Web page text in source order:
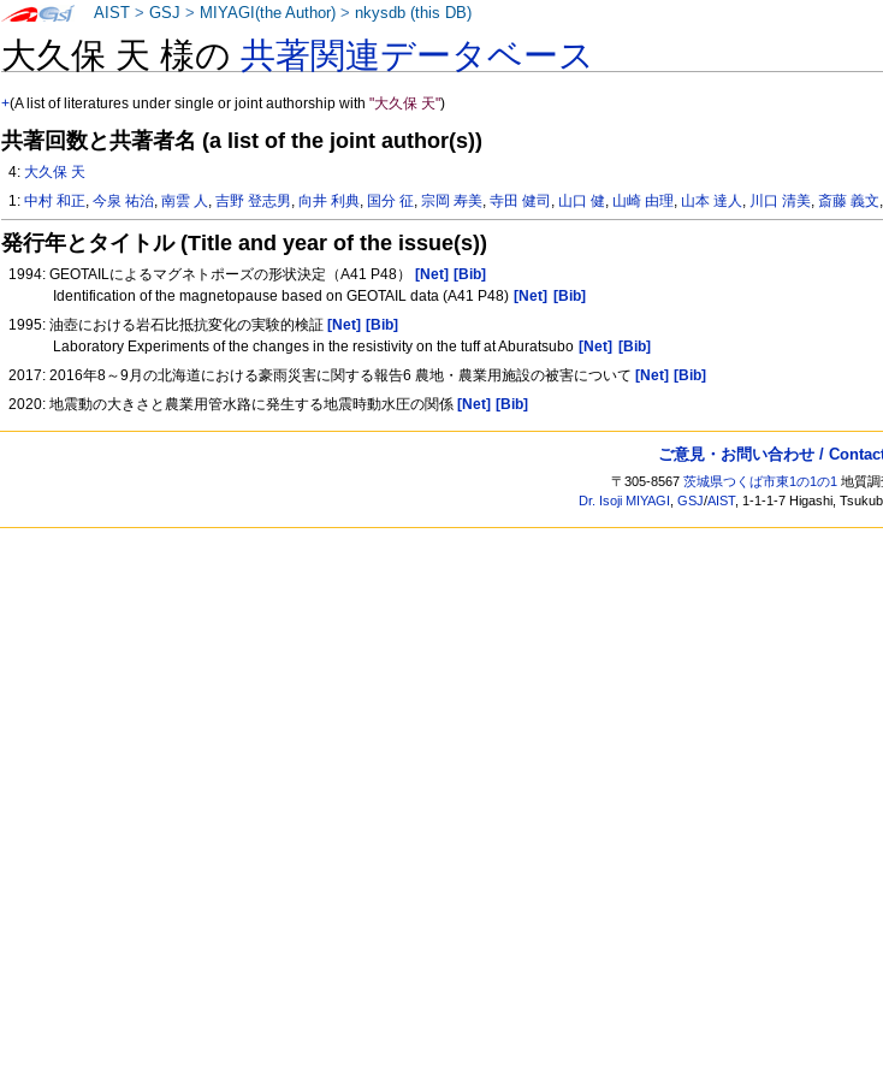
大久保 天 様の共著関連データベース
+(A list of literatures under single or joint authorship with"大久保 天")
共著回数と共著者名 (a list of the joint author(s))
4:大久保 天
1:中村 和正,今泉 祐治,南雲 人 ,吉野 登志男,向井 利典, 国分 征,宗岡 寿美,寺田 健司 , 山口 健, 山崎 由理, 山本 達人 , 川口 清美,斎藤 義文
発行年とタイトル (Title and year of the issue(s))
1994: GEOTAILによるマグネトポーズの形状決定（A41 P48） [Net] [Bib]
Identification of the magnetopause based on GEOTAIL data (A41 P48) [Net]
[Bib]
1995: 油壺における岩石比抵抗変化の実験的検証 [Net] [Bib]
Laboratory Experiments of the changes in the resistivity on the tuff at Aburatsubo [Net]
[Bib]
2017: 2016年8～9月の北海道における豪雨災害に関する報告6 農地・農業用施設の被害について [Net] [Bib]
2020: 地震動の大きさと農業用管水路に発生する地震時動水圧の関係 [Net] [Bib]
AIST >GSJ > MIYAGI(the Author) >nkysdb (this DB)
ご意見・お問い合わせ /
〒305-8567茨城県つくば市東1の1の1 地質
Dr. Isoji MIYAGI
,GSJ/AIST, 1-1-1-7 Higashi,